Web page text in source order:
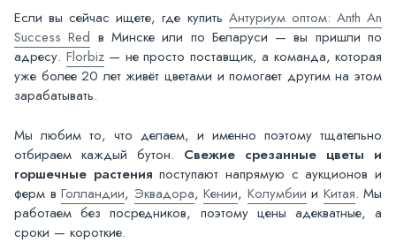
Если вы сейчас ищете, где купить Антуриум оптом: Anth An
Success Red в Минске или по Беларуси — вы пришли по
адресу. Florbiz— не просто поставщик, а команда, которая
уже более 20 лет живёт цветами и помогает другим на этом
зарабатывать.
Мы любим то, что делаем, и именно поэтому тщательно
отбираем каждый бутон. Свежие срезанные цветы и
горшечные растения поступают напрямую с аукционов и
ферм в Голландии, Эквадора, Кении, Колумбии и Китая. Мы
работаем без посредников, поэтому цены адекватные, а
сроки — короткие.